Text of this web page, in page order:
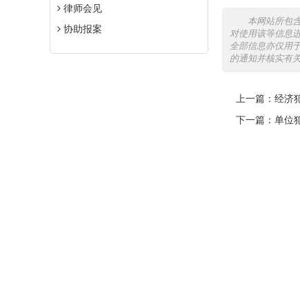
律师会见
协助报案
本网站所包
对使用该等信息
全部信息亦仅用
的通知并核实有
上一篇： 经济
下一篇： 单位